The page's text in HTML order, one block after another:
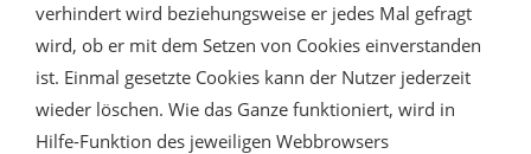
verhindert wird beziehungsweise er jedes Mal gefragt
wird, ob er mit dem Setzen von Cookies einverstanden
ist. Einmal gesetzte Cookies kann der Nutzer jederzeit
wieder löschen. Wie das Ganze funktioniert, wird in
Hilfe-Funktion des jeweiligen Webbrowsers